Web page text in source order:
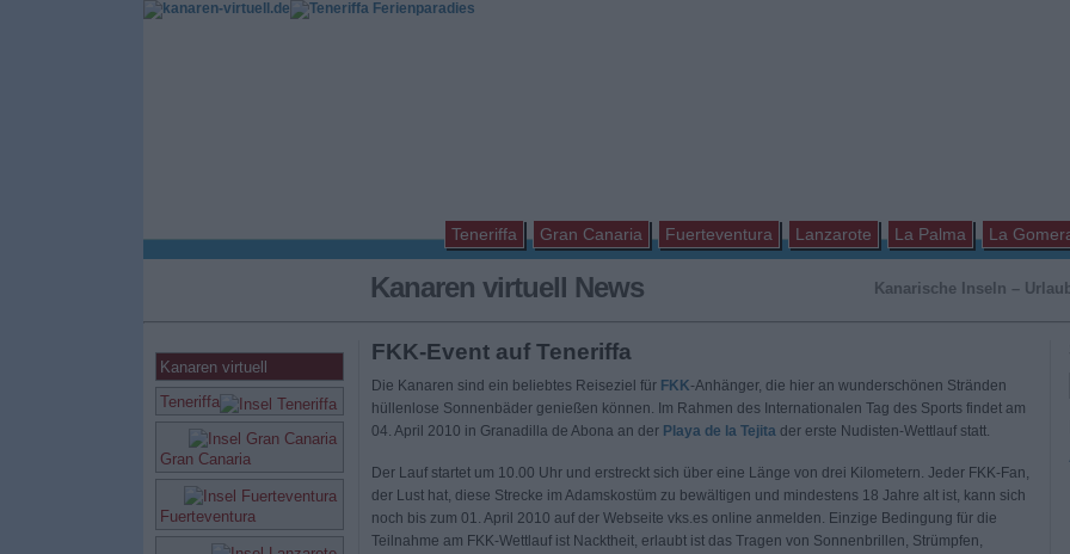
Teneriffa Gran Canaria Fuerteventura Lanzarote La Palma La
Kanaren virtuell News Kanarische Inseln –
Kanaren virtuell
Teneriffa
Gran Canaria
Fuerteventura
FKK-Event auf Teneriffa
Die Kanaren sind ein beliebtes Reiseziel für FKK-Anhänger, die hier an wunderschönen Stränden
hüllenlose Sonnenbäder genießen können. Im Rahmen des Internationalen Tag des Sports findet am
04. April 2010 in Granadilla de Abona an der Playa de la Tejitader erste Nudisten-Wettlauf statt.
Der Lauf startet um 10.00 Uhr und erstreckt sich über eine Länge von drei Kilometern. Jeder FKK-Fan,
der Lust hat, diese Strecke im Adamskostüm zu bewältigen und mindestens 18 Jahre alt ist, kann sich
noch bis zum 01. April 2010 auf der Webseite vks.es online anmelden. Einzige Bedingung für die
Teilnahme am FKK-Wettlauf ist Nacktheit, erlaubt ist das Tragen von Sonnenbrillen, Strümpfen,